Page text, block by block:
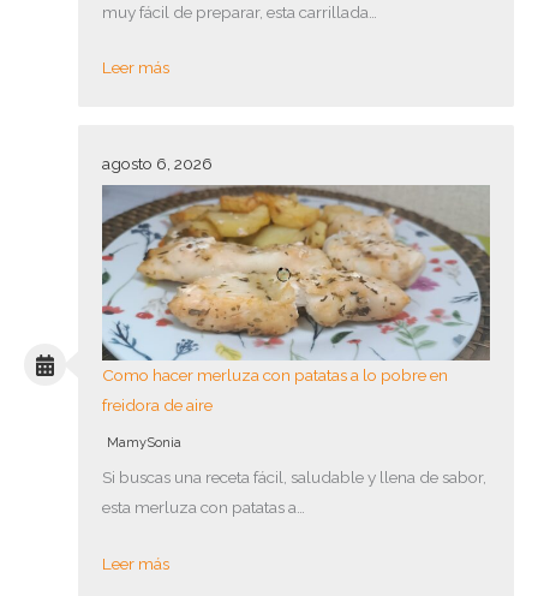
muy fácil de preparar, esta carrillada…
Leer más
agosto 6, 2026
Como hacer merluza con patatas a lo pobre en
freidora de aire
MamySonia
Si buscas una receta fácil, saludable y llena de sabor,
esta merluza con patatas a…
Leer más